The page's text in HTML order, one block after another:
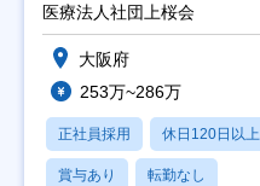
医療法人社団上桜会
大阪府
253万~286万
正社員採用 休日120日以上
賞与あり 転勤なし